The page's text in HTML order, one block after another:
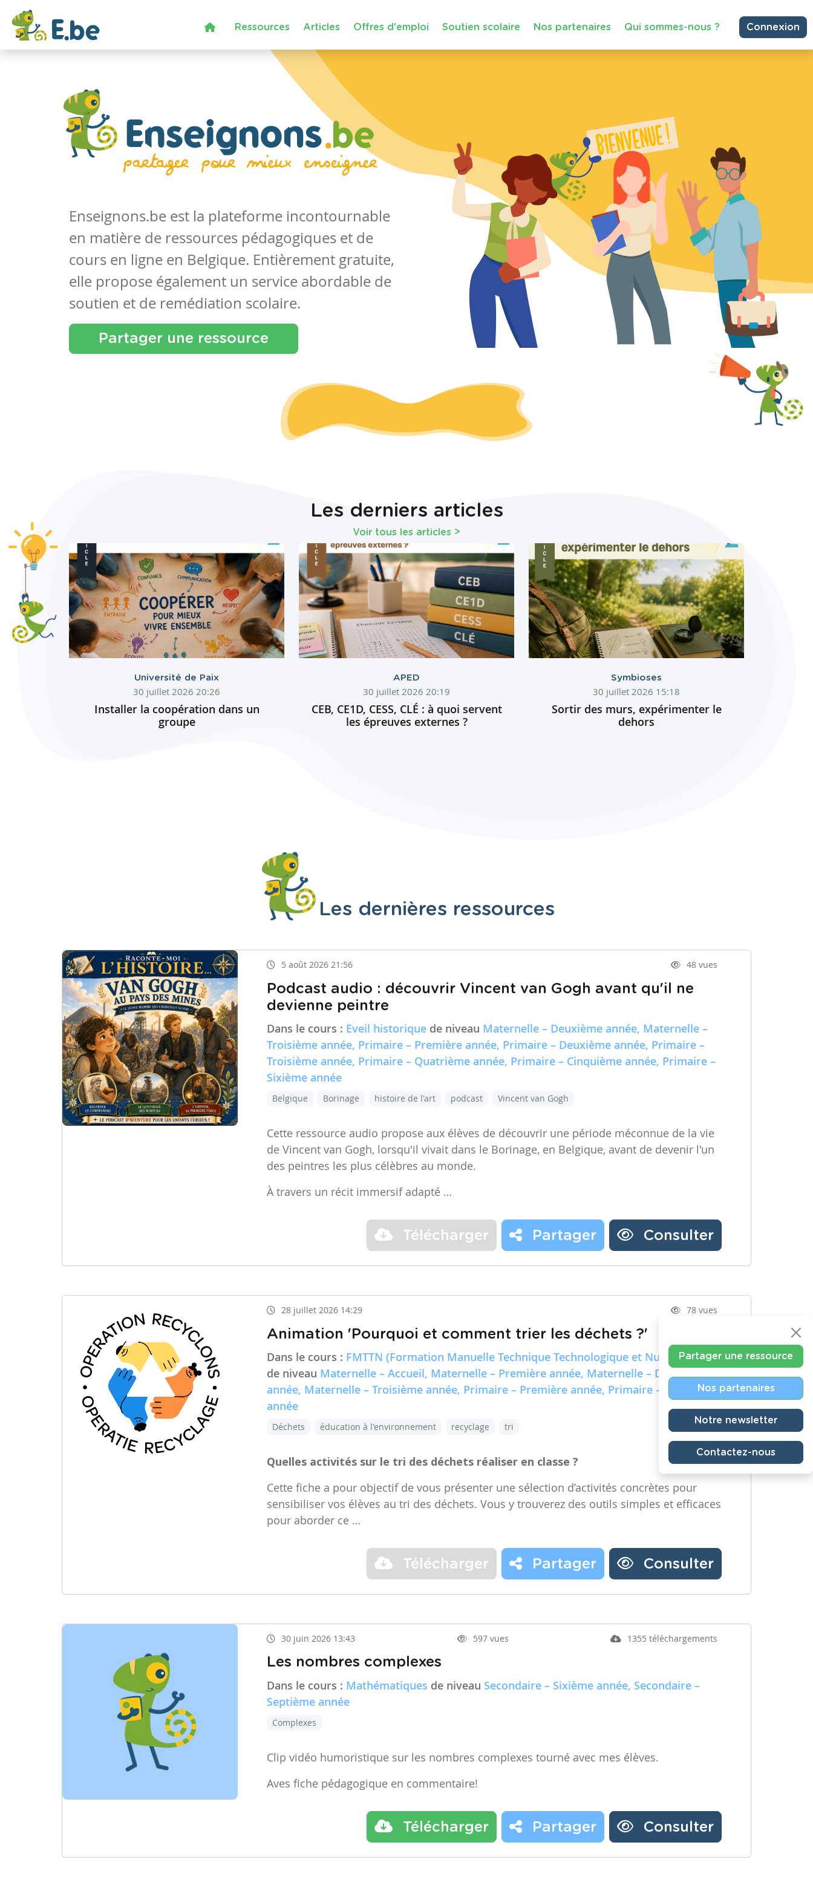
Ressources Articles Offres d'emploi Soutien scolaire Nos partenaires Qui sommes-nous ? Connexion
Enseignons.be est la plateforme incontournable
en matière de ressources pédagogiques et de
cours en ligne en Belgique. Entièrement gratuite,
elle propose également un service abordable de
soutien et de remédiation scolaire.
Partager une ressource
Les derniers articles
Voir tous les articles >
Université de Paix
30 juillet 2026 20:26
Installer la coopération dans un
groupe
APED
30 juillet 2026 20:19
CEB, CE1D, CESS, CLÉ : à quoi servent
les épreuves externes ?
Symbioses
30 juillet 2026 15:18
Sortir des murs, expérimenter le
dehors
Les dernières ressources
5 août 2026 21:56 48 vues
Podcast audio : découvrir Vincent van Gogh avant qu'il ne
devienne peintre
Dans le cours : Eveil historique de niveau Maternelle – Deuxième année, Maternelle –
Troisième année, Primaire – Première année, Primaire – Deuxième année, Primaire –
Troisième année, Primaire – Quatrième année, Primaire – Cinquième année, Primaire –
Sixième année
Belgique Borinage histoire de l'art podcast Vincent van Gogh
Cette ressource audio propose aux élèves de découvrir une période méconnue de la vie
de Vincent van Gogh, lorsqu'il vivait dans le Borinage, en Belgique, avant de devenir l'un
des peintres les plus célèbres au monde.
À travers un récit immersif adapté …
Télécharger Partager Consulter
28 juillet 2026 14:29 78 vues
Animation 'Pourquoi et comment trier les déchets ?'
Dans le cours : FMTTN (Formation Manuelle Technique Technologique et Numérique)
de niveau Maternelle – Accueil, Maternelle – Première année, Maternelle – Deuxième
année, Maternelle – Troisième année, Primaire – Première année, Primaire – Deuxième
année
Déchets éducation à l'environnement recyclage tri
Quelles activités sur le tri des déchets réaliser en classe ?
Cette fiche a pour objectif de vous présenter une sélection d’activités concrètes pour
sensibiliser vos élèves au tri des déchets. Vous y trouverez des outils simples et efficaces
pour aborder ce …
Télécharger Partager Consulter
30 juin 2026 13:43 597 vues 1355 téléchargements
Les nombres complexes
Dans le cours : Mathématiques de niveau Secondaire – Sixième année, Secondaire –
Septième année
Complexes
Clip vidéo humoristique sur les nombres complexes tourné avec mes élèves.
Aves fiche pédagogique en commentaire!
Télécharger Partager Consulter
Partager une ressource
Nos partenaires
Notre newsletter
Contactez-nous